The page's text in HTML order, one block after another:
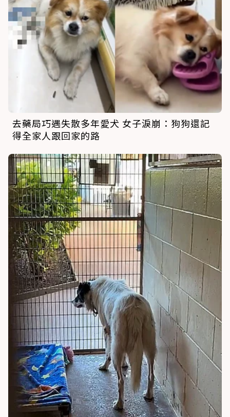
去藥局巧遇失散多年愛犬 女子淚崩：狗狗還記
得全家人跟回家的路